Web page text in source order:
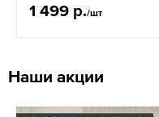
1 499 р./шт
Наши акции